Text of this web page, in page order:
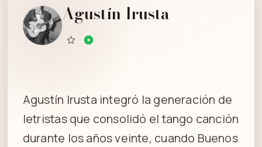
Agustín Irusta
Agustín Irusta integró la generación de
letristas que consolidó el tango canción
durante los años veinte, cuando Buenos